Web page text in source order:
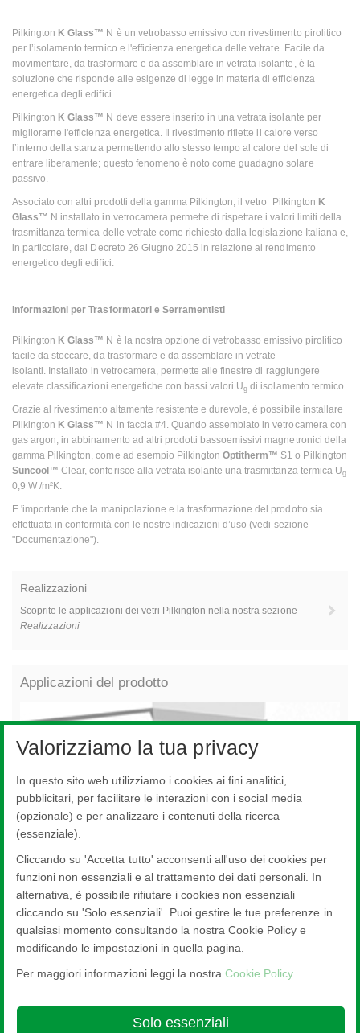
Pilkington K Glass™ N è un vetrobasso emissivo con rivestimento pirolitico
per l’isolamento termico e l'efficienza energetica delle vetrate. Facile da
movimentare, da trasformare e da assemblare in vetrata isolante, è la
soluzione che risponde alle esigenze di legge in materia di efficienza
energetica degli edifici.
Pilkington K Glass™ N deve essere inserito in una vetrata isolante per
migliorarne l'efficienza energetica. Il rivestimento riflette il calore verso
l’interno della stanza permettendo allo stesso tempo al calore del sole di
entrare liberamente; questo fenomeno è noto come guadagno solare
passivo.
Associato con altri prodotti della gamma Pilkington, il vetro Pilkington K
Glass™ N installato in vetrocamera permette di rispettare i valori limiti della
trasmittanza termica delle vetrate come richiesto dalla legislazione Italiana e,
in particolare, dal Decreto 26 Giugno 2015 in relazione al rendimento
energetico degli edifici.
Informazioni per Trasformatori e Serramentisti
Pilkington K Glass™ N è la nostra opzione di vetrobasso emissivo pirolitico
facile da stoccare, da trasformare e da assemblare in vetrate
isolanti. Installato in vetrocamera, permette alle finestre di raggiungere
elevate classificazioni energetiche con bassi valori Ug di isolamento termico.
Grazie al rivestimento altamente resistente e durevole, è possibile installare
Pilkington K Glass™ N in faccia #4. Quando assemblato in vetrocamera con
gas argon, in abbinamento ad altri prodotti bassoemissivi magnetronici della
gamma Pilkington, come ad esempio PilkingtonOptitherm™ S1 o Pilkington
Suncool™ Clear, conferisce alla vetrata isolante una trasmittanza termica Ug
0,9 W /m²K.
E 'importante che la manipolazione e la trasformazione del prodotto sia
effettuata in conformità con le nostre indicazioni d’uso (vedi sezione
"Documentazione").
Realizzazioni
Scoprite le applicazioni dei vetri Pilkington nella nostra sezione
Realizzazioni
Applicazioni del prodotto
Finestre
Head Office - 3-5-27 Mita Minato-ku Tokyo
Valorizziamo la tua privacy
In questo sito web utilizziamo i cookies ai fini analitici,
pubblicitari, per facilitare le interazioni con i social media
(opzionale) e per analizzare i contenuti della ricerca
(essenziale).
Cliccando su 'Accetta tutto' acconsenti all'uso dei cookies per
funzioni non essenziali e al trattamento dei dati personali. In
alternativa, è possibile rifiutare i cookies non essenziali
cliccando su 'Solo essenziali'. Puoi gestire le tue preferenze in
qualsiasi momento consultando la nostra Cookie Policy e
modificando le impostazioni in quella pagina.
Per maggiori informazioni leggi la nostra Cookie Policy
Solo essenziali